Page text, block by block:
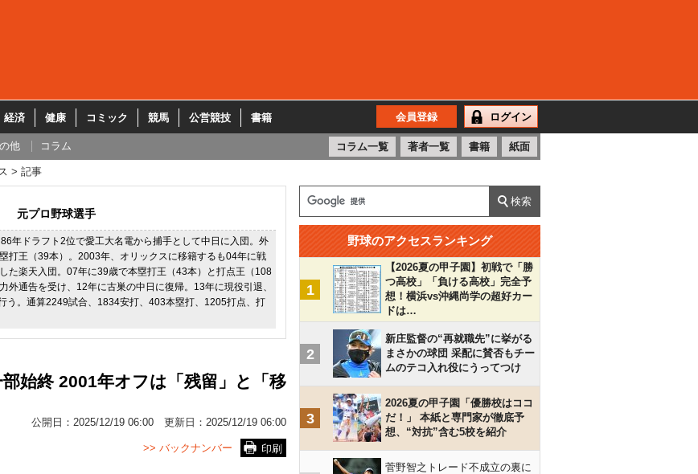
経済 健康 コミック 競馬 公営競技 書籍 会員登録 ログイン
他 コラム コラム一覧 著者一覧 書籍 紙面
記事
元プロ野球選手
年ドラフト2位で愛工大名電から捕手として中日に入団。外
打王（39本）。2003年、オリックスに移籍するも04年に戦
た楽天入団。07年に39歳で本塁打王（43本）と打点王（108
外通告を受け、12年に古巣の中日に復帰。13年に現役引退、
う。通算2249試合、1834安打、403本塁打、1205打点、打
始終 2001年オフは「残留」と「移
公開日： 2025/12/19 06:00 更新日： 2025/12/19 06:00
印刷
>> バックナンバー
野球のアクセスランキング
1
【2026夏の甲子園】初戦で「勝
つ高校」「負ける高校」完全予
想！横浜vs沖縄尚学の超好カー
ドは…
2
新庄監督の“再就職先”に挙がる
まさかの球団 采配に賛否もチー
ムのテコ入れ役にうってつけ
3
2026夏の甲子園「優勝校はココ
だ！」 本紙と専門家が徹底予
想、“対抗”含む5校を紹介
菅野智之トレード不成立の裏に